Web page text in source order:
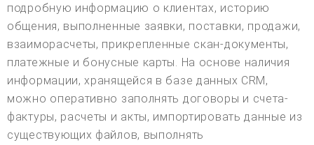
подробную информацию о клиентах, историю
общения, выполненные заявки, поставки, продажи,
взаиморасчеты, прикрепленные скан-документы,
платежные и бонусные карты. На основе наличия
информации, хранящейся в базе данных CRM,
можно оперативно заполнять договоры и счета-
фактуры, расчеты и акты, импортировать данные из
существующих файлов, выполнять